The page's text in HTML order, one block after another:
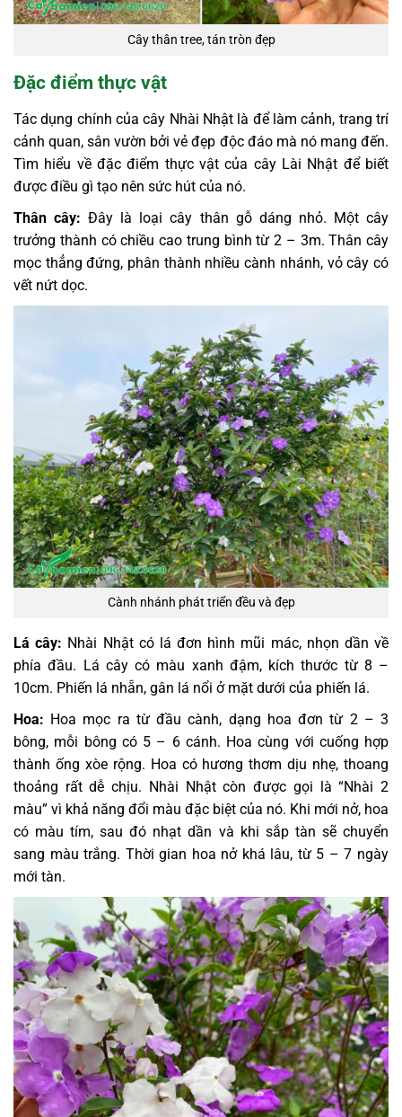
Cây thân tree, tán tròn đẹp
Đặc điểm thực vật
Tác dụng chính của cây Nhài Nhật là để làm cảnh, trang trí
cảnh quan, sân vườn bởi vẻ đẹp độc đáo mà nó mang đến.
Tìm hiểu về đặc điểm thực vật của cây Lài Nhật để biết
được điều gì tạo nên sức hút của nó.
Thân cây:Đây là loại cây thân gỗ dáng nhỏ. Một cây
trưởng thành có chiều cao trung bình từ 2 – 3m. Thân cây
mọc thẳng đứng, phân thành nhiều cành nhánh, vỏ cây có
vết nứt dọc.
Cành nhánh phát triển đều và đẹp
Lá cây: Nhài Nhật có lá đơn hình mũi mác, nhọn dần về
phía đầu. Lá cây có màu xanh đậm, kích thước từ 8 –
10cm. Phiến lá nhẵn, gân lá nổi ở mặt dưới của phiến lá.
Hoa: Hoa mọc ra từ đầu cành, dạng hoa đơn từ 2 – 3
bông, mỗi bông có 5 – 6 cánh. Hoa cùng với cuống hợp
thành ống xòe rộng. Hoa có hương thơm dịu nhẹ, thoang
thoảng rất dễ chịu. Nhài Nhật còn được gọi là “Nhài 2
màu” vì khả năng đổi màu đặc biệt của nó. Khi mới nở, hoa
có màu tím, sau đó nhạt dần và khi sắp tàn sẽ chuyển
sang màu trắng. Thời gian hoa nở khá lâu, từ 5 – 7 ngày
mới tàn.